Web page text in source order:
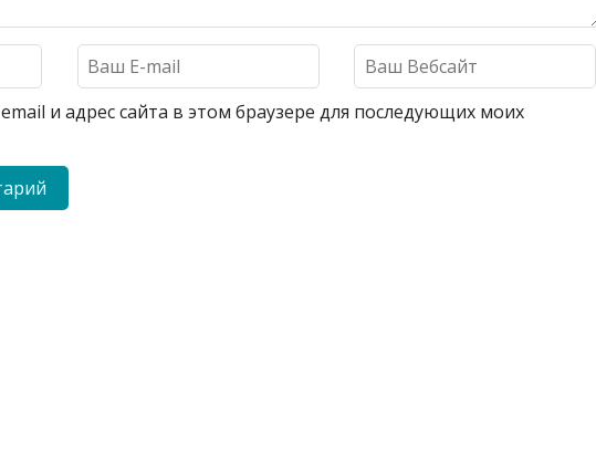
и адрес сайта в этом браузере для последующих моих